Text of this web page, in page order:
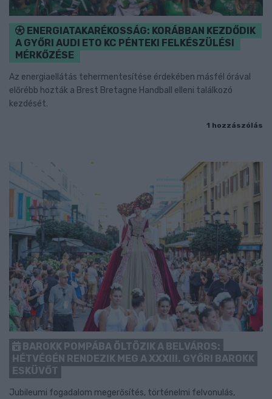
ENERGIATAKARÉKOSSÁG: KORÁBBAN KEZDŐDIK
A GYŐRI AUDI ETO KC PÉNTEKI FELKÉSZÜLÉSI
MÉRKŐZÉSE
Az energiaellátás tehermentesítése érdekében másfél órával
előrébb hozták a Brest Bretagne Handball elleni találkozó
kezdését.
1 hozzászólás
BAROKK POMPÁBA ÖLTÖZIK A BELVÁROS:
HÉTVÉGÉN RENDEZIK MEG A XXXIII. GYŐRI BAROKK
ESKÜVŐT
Jubileumi fogadalom megerősítés, történelmi felvonulás,